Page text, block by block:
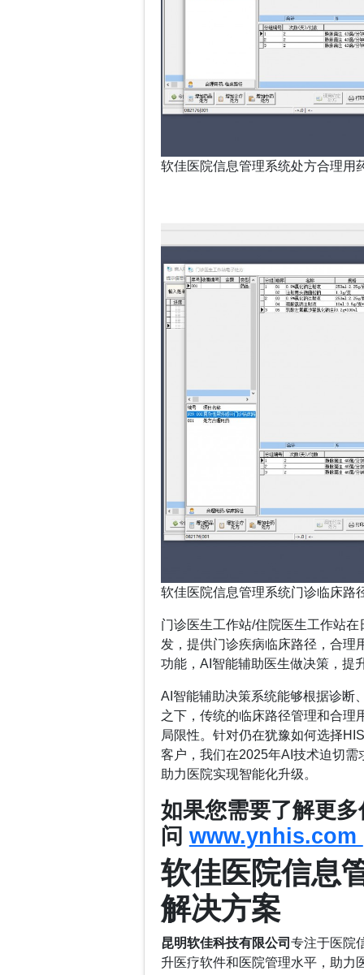
软佳医院信息管理系统处方合理用
软佳医院信息管理系统门诊临床路
门诊医生工作站/住院医生工作站
发，提供门诊疾病临床路径，合理
功能，AI智能辅助医生做决策，提
AI智能辅助决策系统能够根据诊断
之下，传统的临床路径管理和合理
局限性。针对仍在犹豫如何选择
客户，我们在2025年AI技术迫切
助力医院实现智能化升级。
如果您需要了解更
问 www.ynhis.com
软佳医院信息
解决方案
昆明软佳科技有限公司 专注于医院
升医疗软件和医院管理水平，助力